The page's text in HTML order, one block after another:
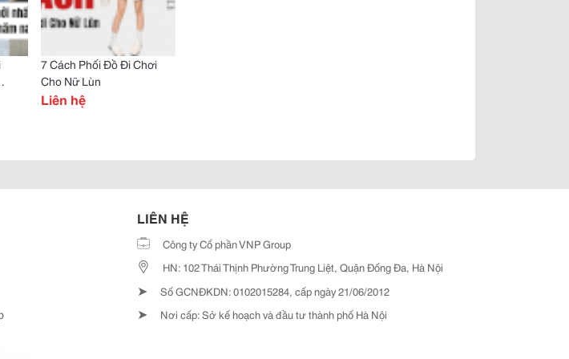
7 Cách Phối Đồ Đi Chơi
Cho Nữ Lùn
Liên hệ
LIÊN HỆ
Công ty Cổ phần VNP Group
HN: 102 Thái Thịnh Phường Trung Liệt, Quận Đống Đa, Hà Nội
➤ Số GCNĐKDN: 0102015284, cấp ngày 21/06/2012
➤ Nơi cấp: Sở kế hoạch và đầu tư thành phố Hà Nội